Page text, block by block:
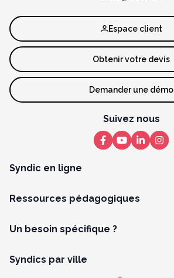
Syndic en ligne
Ressources pédagogiques
Un besoin spécifique ?
Espace client
Obtenir votre devis
Demander une démo
Suivez nous
Syndics par ville